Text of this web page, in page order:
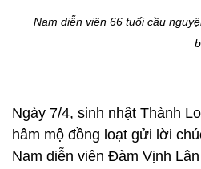
Nam diễn viên 66 tuổi cầu
Ngày 7/4, sinh nhật Thành
hâm mộ đồng loạt gửi lời
Nam diễn viên Đàm Vịnh